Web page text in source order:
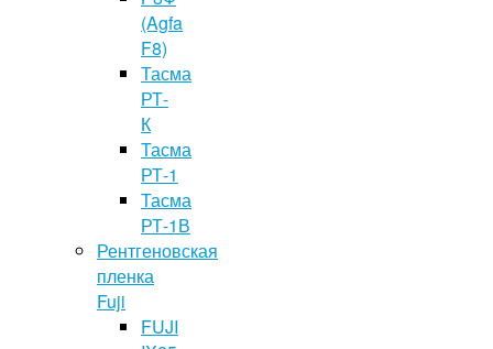
(Agfa
F8)
Тасма
РТ-
К
Тасма
РТ-1
Тасма
РТ-1В
Рентгеновская
пленка
Fuji
FUJI